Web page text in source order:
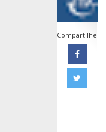
Compartilhe